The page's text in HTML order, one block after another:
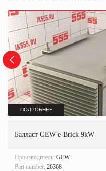
ПОДРОБНЕЕ
Балласт GEW e-Brick 9kW
Производитель: GEW
Part number: 26368